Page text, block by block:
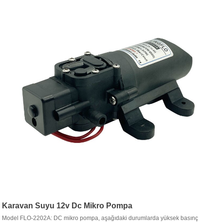
Karavan Suyu 12v Dc Mikro Pompa
Model FLO-2202A: DC mikro pompa, aşağıdaki durumlarda yüksek basınç